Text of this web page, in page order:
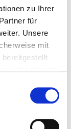
zu Ihrer
für
Unsere
mit